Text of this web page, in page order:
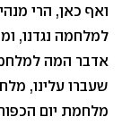
ואף כאן, הרי
למלחמה נגדנו,
אדבר המה
שעברו עלינו,
מלחמת יום